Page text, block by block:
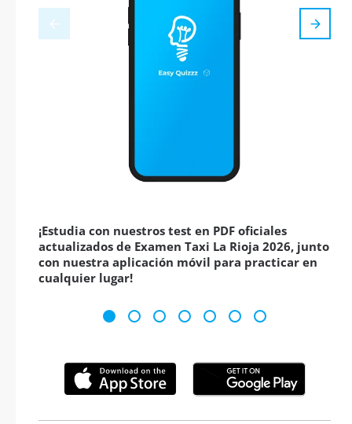
¡Estudia con nuestros test en PDF oficiales
actualizados de Examen Taxi La Rioja 2026, junto
con nuestra aplicación móvil para practicar en
cualquier lugar!